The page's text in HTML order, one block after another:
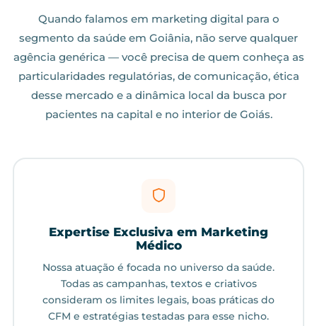
Quando falamos em marketing digital para o
segmento da saúde em Goiânia, não serve qualquer
agência genérica — você precisa de quem conheça as
particularidades regulatórias, de comunicação, ética
desse mercado e a dinâmica local da busca por
pacientes na capital e no interior de Goiás.
Expertise Exclusiva em Marketing
Médico
Nossa atuação é focada no universo da saúde.
Todas as campanhas, textos e criativos
consideram os limites legais, boas práticas do
CFM e estratégias testadas para esse nicho.